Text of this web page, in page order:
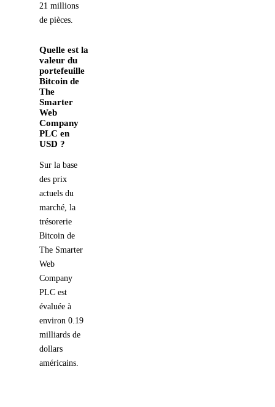
21 millions
de pièces.
Quelle est la
valeur du
portefeuille
Bitcoin de
The
Smarter
Web
Company
PLC en
USD ?
Sur la base
des prix
actuels du
marché, la
trésorerie
Bitcoin de
The Smarter
Web
Company
PLC est
évaluée à
environ 0.19
milliards de
dollars
américains.